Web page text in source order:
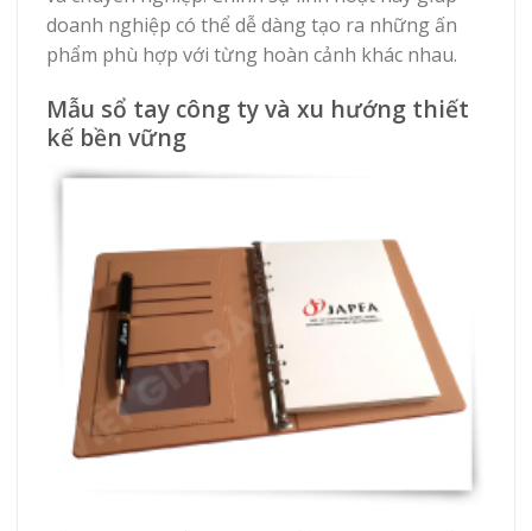
doanh nghiệp có thể dễ dàng tạo ra những ấn
phẩm phù hợp với từng hoàn cảnh khác nhau.
Mẫu sổ tay công ty và xu hướng thiết
kế bền vững